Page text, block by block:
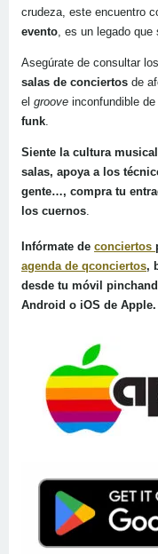
crudeza, este encuentro
evento, es un legado que
Asegúrate de consultar
salas de conciertos de
el groove inconfundible
funk.
Siente la cultura
salas, apoya a los
gente…, compra tu
los cuernos.
Infórmate de conciertos
agenda de qconciertos,
desde tu móvil
Android o iOS de Apple.